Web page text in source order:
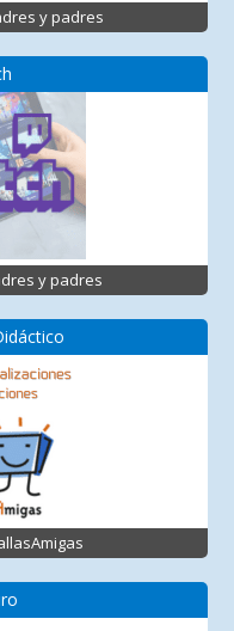
y padres
y padres